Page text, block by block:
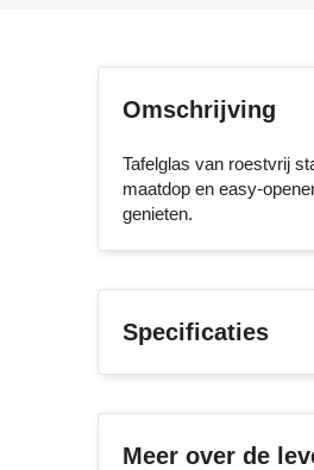
Omschrijving
Tafelglas van roestvrij
maatdop en easy-
genieten.
Specificaties
Meer over de